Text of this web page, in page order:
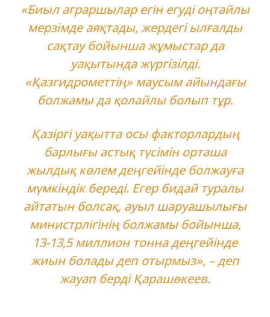
«Биыл аграршылар егін егуді оңтайлы
мерзімде аяқтады, жердегі ылғалды
сақтау бойынша жұмыстар да
уақытында жүргізілді.
«Қазгидрометтің» маусым айындағы
болжамы да қолайлы болып тұр.
Қазіргі уақытта осы факторлардың
барлығы астық түсімін орташа
жылдық көлем деңгейінде болжауға
мүмкіндік береді. Егер бидай туралы
айтатын болсақ, ауыл шаруашылығы
министрлігінің болжамы бойынша,
13-13,5 миллион тонна деңгейінде
жиын болады деп отырмыз», – деп
жауап берді Қарашөкеев.